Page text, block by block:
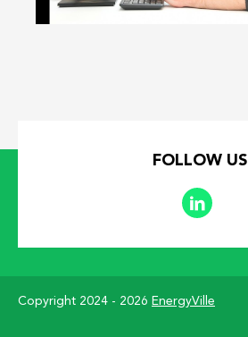
FOLLOW US
Copyright 2024 - 2026 EnergyVille